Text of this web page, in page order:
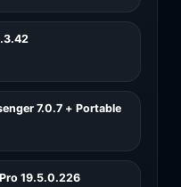
7.0.7 + Portable
19.5.0.226